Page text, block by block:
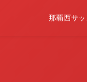
那覇西サ